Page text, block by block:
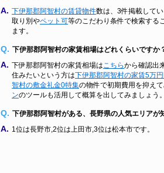
A. 下伊那郡阿智村の賃貸物件数は、3件掲載して
取り別やペット可等のこだわり条件で検索する
ます。
Q. 下伊那郡阿智村の家賃相場はどれくらいですか
A. 下伊那郡阿智村の家賃相場は こちらから確認出
住みたいという方は下伊那郡阿智村の家賃5万
智村の敷金礼金0特集の物件で初期費用を抑え
ンのツールも活用して概算を出してみましょう。
Q. 下伊那郡阿智村がある、長野県の人気エリアが
A. 1位は長野市,2位は上田市,3位は松本市です。